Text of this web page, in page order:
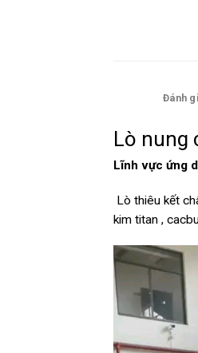
Đánh
Lò nung
Lĩnh vực ứng
Lò thiêu kết
kim titan ,